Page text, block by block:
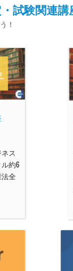
試験関連講
！
ス
約6
全